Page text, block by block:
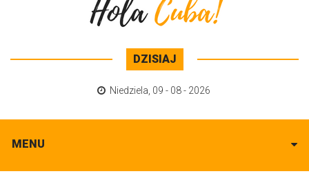
DZISIAJ
Niedziela 09 - 08 - 2026
MENU